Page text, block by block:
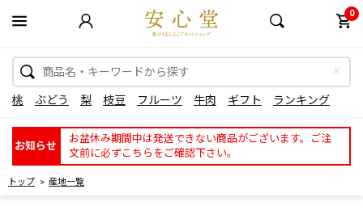
0
桃 ぶどう 梨 枝豆 フルーツ 牛肉 ギフト ランキング
お知らせ
お盆休み期間中は発送できない商品がございます。ご注
文前に必ずこちらをご確認下さい。
トップ 産地一覧